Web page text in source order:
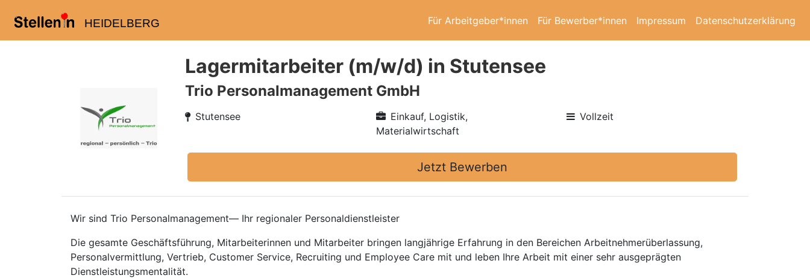
HEIDELBERG Für Arbeitgeber*innen Für Bewerber*innen Impressum Datenschutzerklärung
Lagermitarbeiter (m/w/d) in Stutensee
Trio Personalmanagement GmbH
Stutensee
Einkauf, Logistik,
Materialwirtschaft
Vollzeit
Jetzt Bewerben
Wir sind Trio Personalmanagement— Ihr regionaler Personaldienstleister
Die gesamte Geschäftsführung, Mitarbeiterinnen und Mitarbeiter bringen langjährige Erfahrung in den Bereichen Arbeitnehmerüberlassung,
Personalvermittlung, Vertrieb, Customer Service, Recruiting und Employee Care mit und leben Ihre Arbeit mit einer sehr ausgeprägten
Dienstleistungsmentalität.